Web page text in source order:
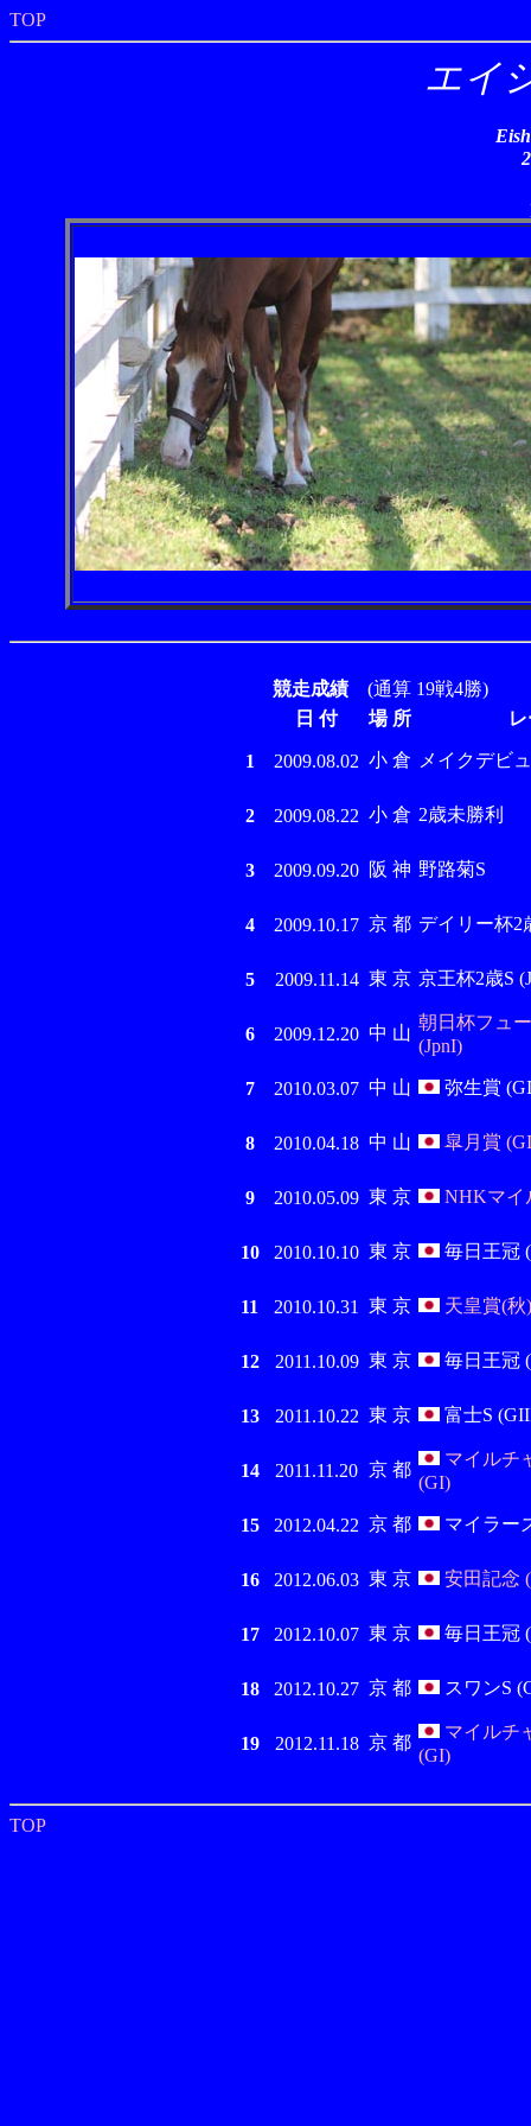
TOP
エイ
競走成績(通算 19戦4勝)
日 付
場 所
1 2009.08.02 小 倉 メイクデビ
2 2009.08.22 小 倉 2歳未勝利
3 2009.09.20 阪 神 野路菊S
4 2009.10.17 京 都 デイリー杯2
5 2009.11.14 東 京 京王杯2歳S
6 2009.12.20 中 山
朝日杯フュ
(JpnI)
7 2010.03.07 中 山 弥生賞
8 2010.04.18 中 山 皐月賞
9 2010.05.09 東 京 NHKマイ
10 2010.10.10 東 京 毎日王冠
11 2010.10.31 東 京 天皇賞(秋
12 2011.10.09 東 京 毎日王冠
13 2011.10.22 東 京 富士S
14 2011.11.20 京 都
マイルチ
(GI)
15 2012.04.22 京 都 マイラー
16 2012.06.03 東 京 安田記念
17 2012.10.07 東 京 毎日王冠
18 2012.10.27 京 都 スワンS
19 2012.11.18 京 都
マイルチ
(GI)
TOP